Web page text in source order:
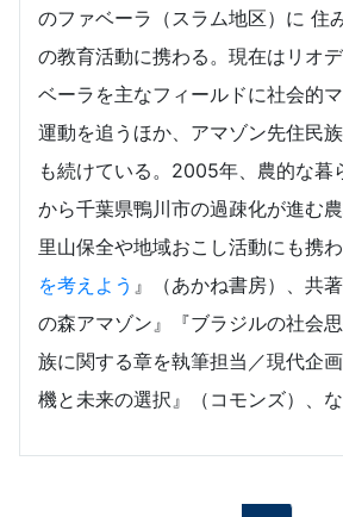
のファベーラ（スラム地区）に 住
の教育活動に携わる。現在はリオ
ベーラを主なフィールドに社会的
運動を追うほか、アマゾン先住民
も続けている。2005年、農的な暮
から千葉県鴨川市の過疎化が進む農
里山保全や地域おこし活動にも携
を考えよう 』（あかね書房）、共
の森アマゾン』『ブラジルの社会
族に関する章を執筆担当／現代企
機と未来の選択』（コモンズ）、な